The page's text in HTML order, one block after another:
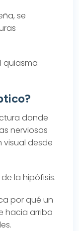
se
quiasma
donde
nerviosas
desde
la hipófisis.
por qué un
hacia arriba